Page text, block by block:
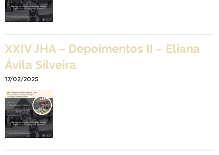
XXIV JHA – Depoimentos II – Eliana
Ávila Silveira
17/02/2025